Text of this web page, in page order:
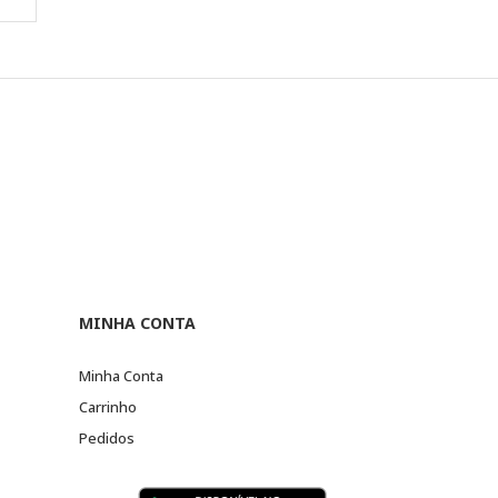
MINHA CONTA
Minha Conta
Carrinho
Pedidos